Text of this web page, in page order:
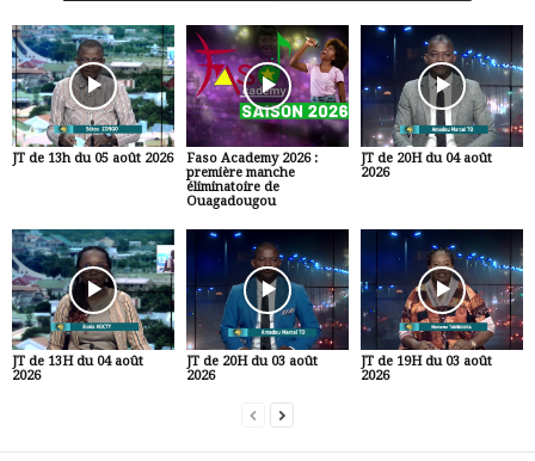
JT de 13h du 05 août 2026
Faso Academy 2026 :
première manche
éliminatoire de
Ouagadougou
JT de 20H du 04 août
2026
JT de 13H du 04 août
2026
JT de 20H du 03 août
2026
JT de 19H du 03 août
2026